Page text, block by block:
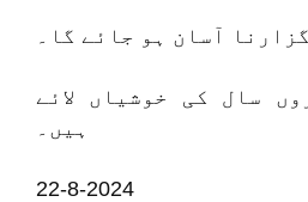
آسان ہو جائے گا۔
سال کی خوشیاں لائے
ہیں۔
22-8-2024